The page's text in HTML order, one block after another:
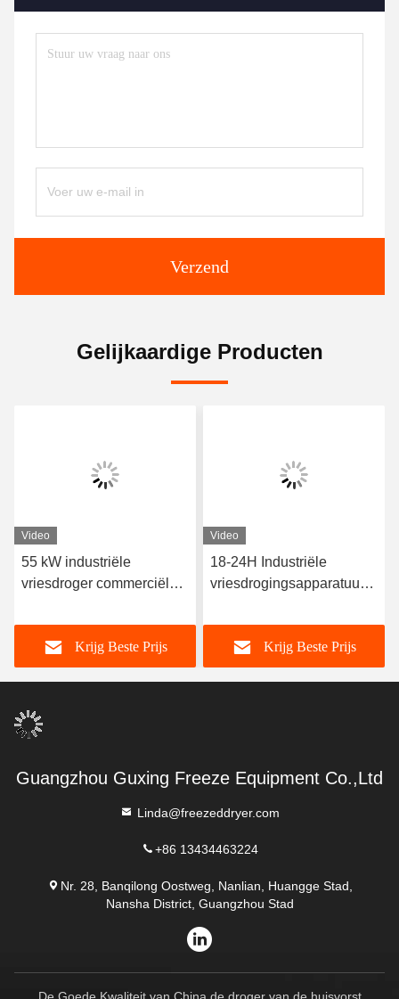
Verzend
Gelijkaardige Producten
Video
55 kW industriële
vriesdroger commerciële
kg/partij
Krijg Beste Prijs
Video
18-24H Industriële
vriesdrogingsapparatuur
Krijg Beste Prijs
Guangzhou Guxing Freeze Equipment Co.,Ltd
Linda@freezeddryer.com
+86 13434463224
Nr. 28, Banqilong Oostweg, Nanlian, Huangge Stad,
Nansha District, Guangzhou Stad